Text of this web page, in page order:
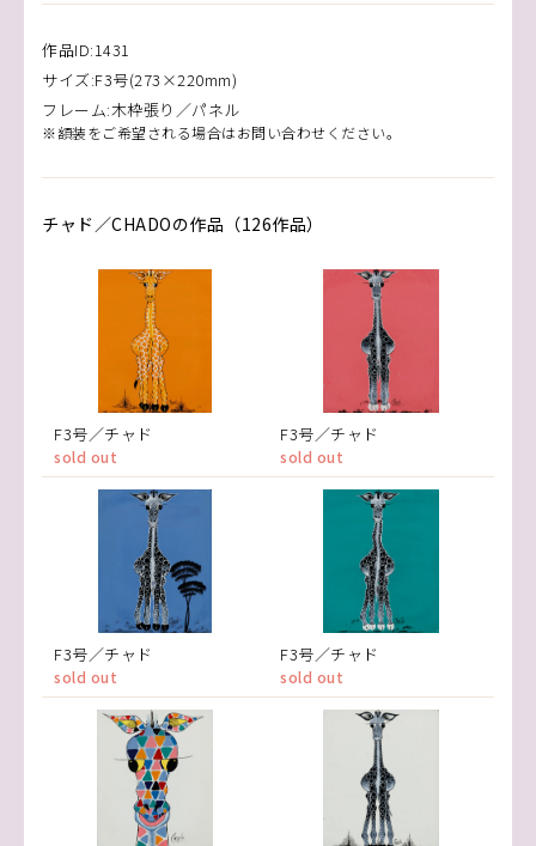
作品ID:1431
サイズ:F3号(273×220mm)
フレーム:木枠張り／パネル
※額装をご希望される場合はお問い合わせください。
チャド／CHADOの作品（126作品）
F3号／チャド
sold out
F3号／チャド
sold out
F3号／チャド
sold out
F3号／チャド
sold out